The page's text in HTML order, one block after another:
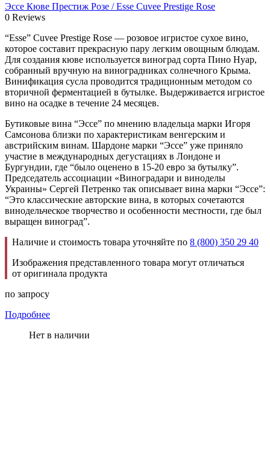
Эссе Кюве Престиж Розе / Esse Cuvee Prestige Rose
0 Reviews
“Esse” Cuvee Prestige Rose — розовое игристое сухое вино,
которое составит прекрасную пару легким овощным блюдам.
Для создания кюве используется виноград сорта Пино Нуар,
собранный вручную на виноградниках солнечного Крыма.
Винификация сусла проводится традиционным методом со
вторичной ферментацией в бутылке. Выдерживается игристое
вино на осадке в течение 24 месяцев.
Бутиковые вина “Эссе” по мнению владельца марки Игоря
Самсонова близки по характеристикам венгерским и
австрийским винам. Шардоне марки “Эссе” уже приняло
участие в международных дегустациях в Лондоне и
Бургундии, где “было оценено в 15-20 евро за бутылку”.
Председатель ассоциации «Виноградари и виноделы
Украины» Сергей Петренко так описывает вина марки “Эссе”:
“Это классические авторские вина, в которых сочетаются
винодельческое творчество и особенности местности, где был
выращен виноград”.
Наличие и стоимость товара уточняйте по 8 (800) 350 29 40
Изображения представленного товара могут отличаться
от оригинала продукта
по запросу
Подробнее
Нет в наличии